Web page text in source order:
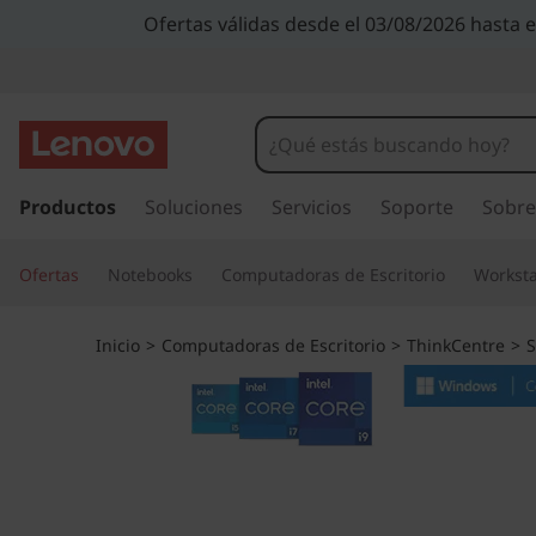
n
k
C
Ofertas válidas desde el 03/08/2026 hasta
r
c
Productos Soluciones Servicios Soporte
Ofertas Notebooks Computadoras de Escritorio
Inicio > Computadoras de Escritorio > ThinkCentre >